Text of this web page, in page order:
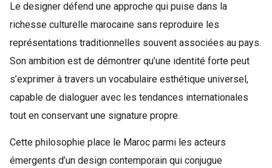
Le designer défend une approche qui puise dans la
richesse culturelle marocaine sans reproduire les
représentations traditionnelles souvent associées au pays.
Son ambition est de démontrer qu’une identité forte peut
s’exprimer à travers un vocabulaire esthétique universel,
capable de dialoguer avec les tendances internationales
tout en conservant une signature propre.
Cette philosophie place le Maroc parmi les acteurs
émergents d’un design contemporain qui conjugue